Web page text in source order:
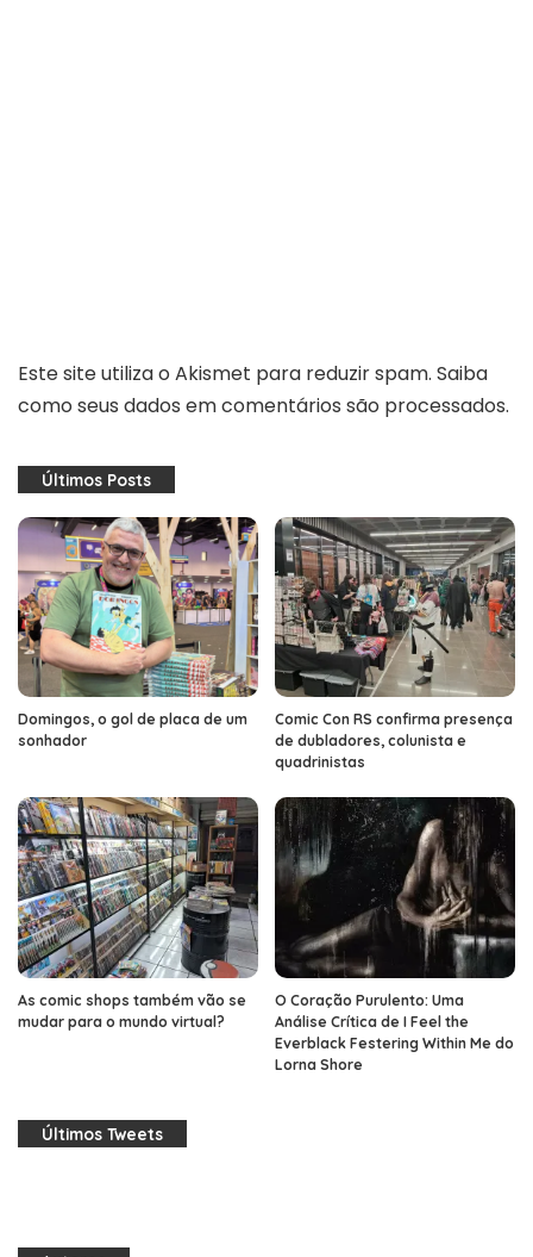
Este site utiliza o Akismet para reduzir spam. Saiba
como seus dados em comentários são processados.
Últimos Posts
Domingos, o gol de placa de um
sonhador
Comic Con RS confirma presença
de dubladores, colunista e
quadrinistas
As comic shops também vão se
mudar para o mundo virtual?
O Coração Purulento: Uma
Análise Crítica de I Feel the
Everblack Festering Within Me do
Lorna Shore
Últimos Tweets